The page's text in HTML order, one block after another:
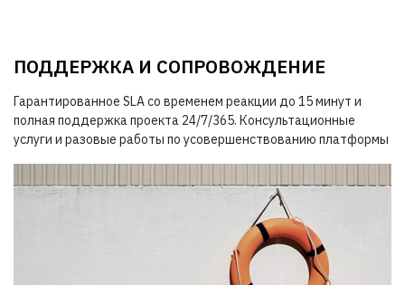
ПОДДЕРЖКА И СОПРОВОЖДЕНИЕ
Гарантированное SLA со временем реакции до 15 минут и
полная поддержка проекта 24/7/365. Консультационные
услуги и разовые работы по усовершенствованию платформы